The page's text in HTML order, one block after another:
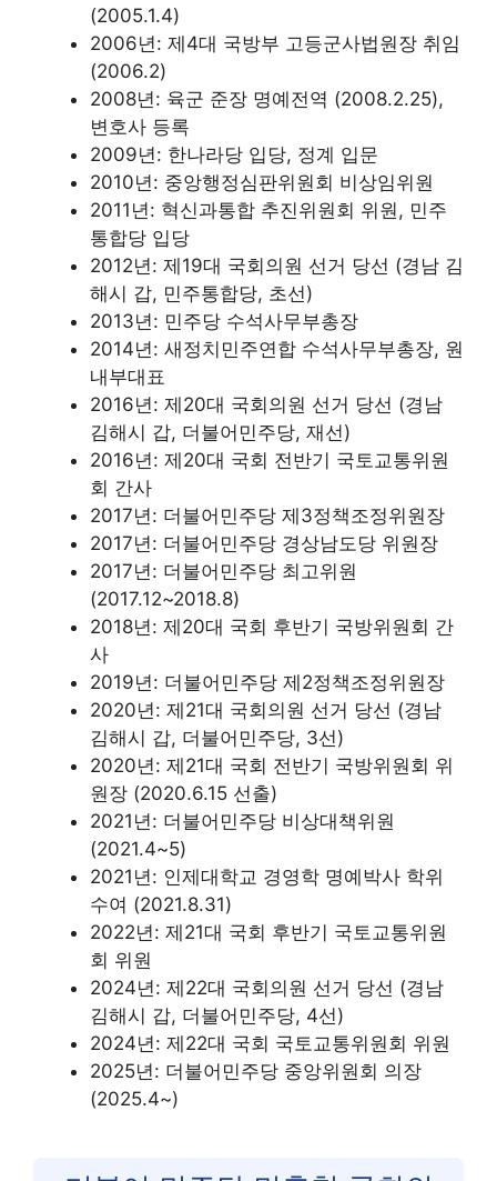
(2005.1.4)
2006년: 제4대 국방부 고등군사법원장 취임
(2006.2)
2008년: 육군 준장 명예전역 (2008.2.25),
변호사 등록
2009년: 한나라당 입당, 정계 입문
2010년: 중앙행정심판위원회 비상임위원
2011년: 혁신과통합 추진위원회 위원, 민주
통합당 입당
2012년: 제19대 국회의원 선거 당선 (경남 김
해시 갑, 민주통합당, 초선)
2013년: 민주당 수석사무부총장
2014년: 새정치민주연합 수석사무부총장, 원
내부대표
2016년: 제20대 국회의원 선거 당선 (경남
김해시 갑, 더불어민주당, 재선)
2016년: 제20대 국회 전반기 국토교통위원
회 간사
2017년: 더불어민주당 제3정책조정위원장
2017년: 더불어민주당 경상남도당 위원장
2017년: 더불어민주당 최고위원
(2017.12~2018.8)
2018년: 제20대 국회 후반기 국방위원회 간
사
2019년: 더불어민주당 제2정책조정위원장
2020년: 제21대 국회의원 선거 당선 (경남
김해시 갑, 더불어민주당, 3선)
2020년: 제21대 국회 전반기 국방위원회 위
원장 (2020.6.15 선출)
2021년: 더불어민주당 비상대책위원
(2021.4~5)
2021년: 인제대학교 경영학 명예박사 학위
수여 (2021.8.31)
2022년: 제21대 국회 후반기 국토교통위원
회 위원
2024년: 제22대 국회의원 선거 당선 (경남
김해시 갑, 더불어민주당, 4선)
2024년: 제22대 국회 국토교통위원회 위원
2025년: 더불어민주당 중앙위원회 의장
(2025.4~)